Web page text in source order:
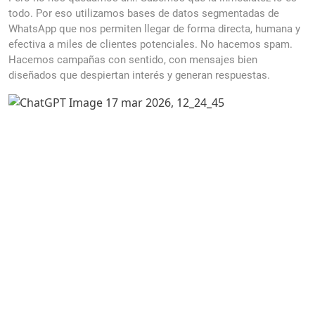
todo. Por eso utilizamos bases de datos segmentadas de
WhatsApp que nos permiten llegar de forma directa, humana y
efectiva a miles de clientes potenciales. No hacemos spam.
Hacemos campañas con sentido, con mensajes bien
diseñados que despiertan interés y generan respuestas.